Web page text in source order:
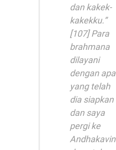
dan kakek-
kakekku.”
[107] Para
brahmana
dilayani
dengan apa
yang telah
dia siapkan
dan saya
pergi ke
Andhakavin